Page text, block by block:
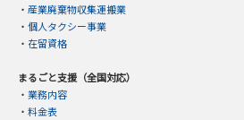
・ 産業廃棄物収集運搬業
・ 個人タクシー事業
・ 在留資格
まるごと支援（全国対応）
・ 業務内容
・ 料金表